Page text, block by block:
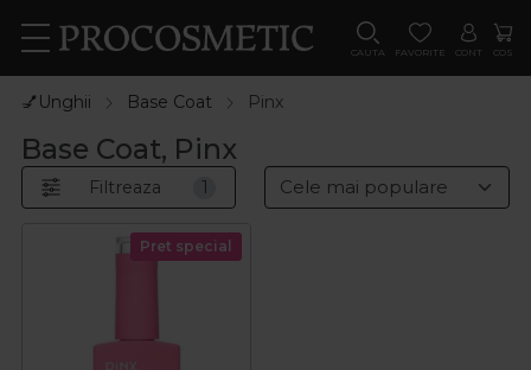
CAUTA FAVORITE CONT COS
💅Unghii Base Coat Pinx
Base Coat, Pinx
Filtreaza 1
Pret special